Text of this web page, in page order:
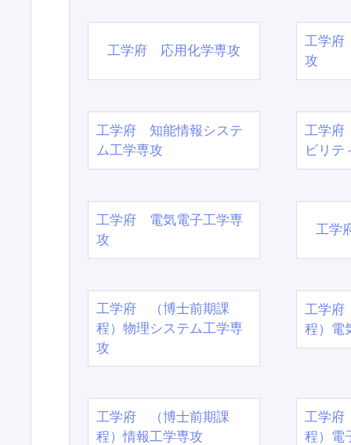
工学府 応用化学専攻
工学府
攻
工学府 知能情報システ
ム工学専攻
工学府
ビリテ
工学府 電気電子工学専
攻
工学
工学府 （博士前期課
程）物理システム工学専
攻
工学
程）電
工学府 （博士前期課
程）情報工学専攻
工学
程）電